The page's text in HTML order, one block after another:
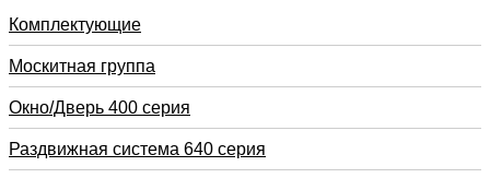
Комплектующие
Москитная группа
Окно/Дверь 400 серия
Раздвижная система 640 серия